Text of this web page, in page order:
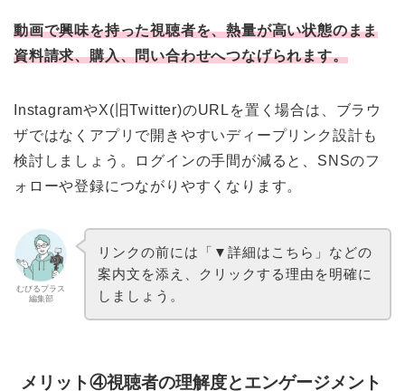
動画で興味を持った視聴者を、熱量が高い状態のまま
資料請求、購入、問い合わせへつなげられます。
InstagramやX(旧Twitter)のURLを置く場合は、ブラウ
ザではなくアプリで開きやすいディープリンク設計も
検討しましょう。ログインの手間が減ると、SNSのフ
ォローや登録につながりやすくなります。
むびるプラス
編集部
リンクの前には「▼詳細はこちら」などの
案内文を添え、クリックする理由を明確に
しましょう。
メリット④視聴者の理解度とエンゲージメント